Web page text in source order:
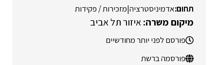
אדמיניסטרציה|מזכירות / פקידות
איזור תל אביב
פורסם לפני יותר מחודשיים
פורסמה ברשת